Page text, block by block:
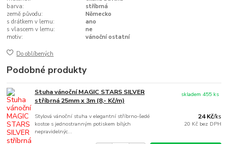
barva:
stříbrná
země původu:
Německo
s drátkem v lemu:
ano
s vlascem v lemu:
ne
motiv:
vánoční ostatní
Do oblíbených
Podobné produkty
Stuha vánoční MAGIC STARS SILVER
stříbrná 25mm x 3m (8,- Kč/m)
Stylová vánoční stuha v elegantní stříbrno-šedé
kostce s jednostranným potiskem bílých
nepravidelnýc...
24 Kč/ks
20 Kč bez DPH
skladem 455 ks